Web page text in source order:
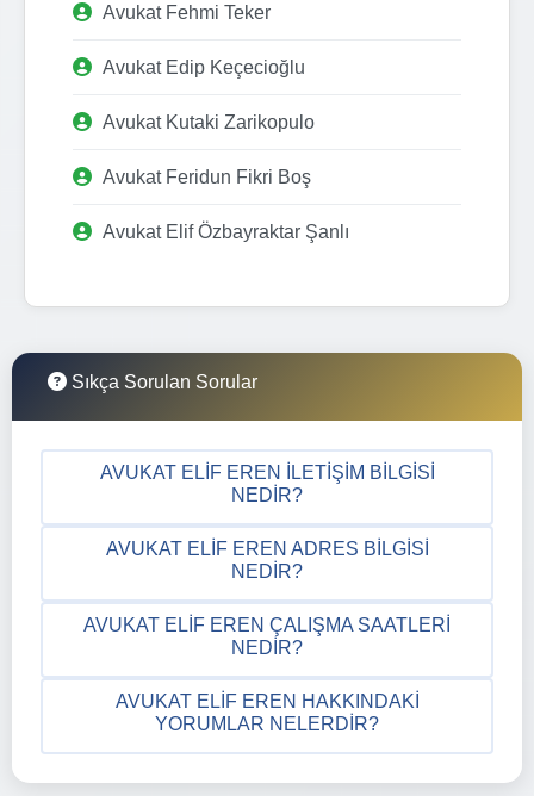
Avukat Fehmi Teker
Avukat Edip Keçecioğlu
Avukat Kutaki Zarikopulo
Avukat Feridun Fikri Boş
Avukat Elif Özbayraktar Şanlı
Sıkça Sorulan Sorular
AVUKAT ELIF EREN İLETIŞIM BILGISI
NEDIR?
AVUKAT ELIF EREN ADRES BILGISI
NEDIR?
AVUKAT ELIF EREN ÇALIŞMA SAATLERI
NEDIR?
AVUKAT ELIF EREN HAKKINDAKI
YORUMLAR NELERDIR?